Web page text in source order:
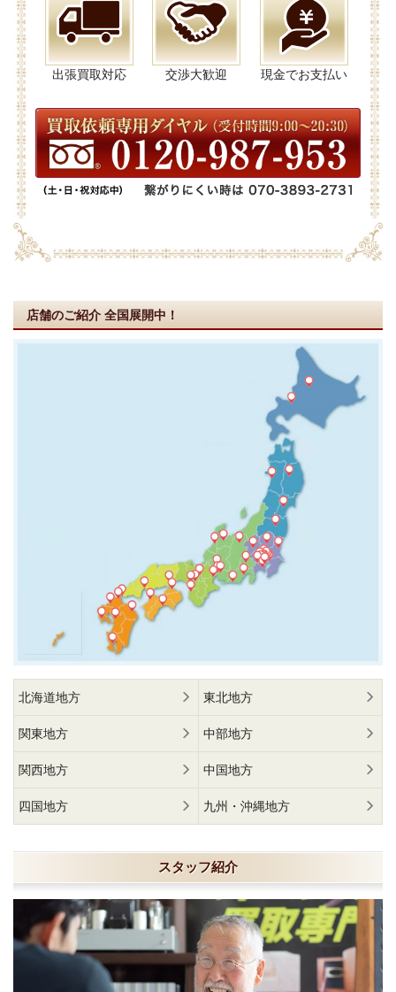
出張買取対応 交渉大歓迎 現金でお支払い
店舗のご紹介 全国展開中！
北海道地方 東北地方
関東地方 中部地方
関西地方 中国地方
四国地方 九州・沖縄地方
スタッフ紹介